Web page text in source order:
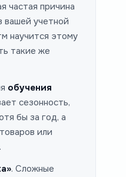
частая причина
вашей учетной
научится этому
такие же
обучения
сезонность,
бы за год, а
или
. Сложные